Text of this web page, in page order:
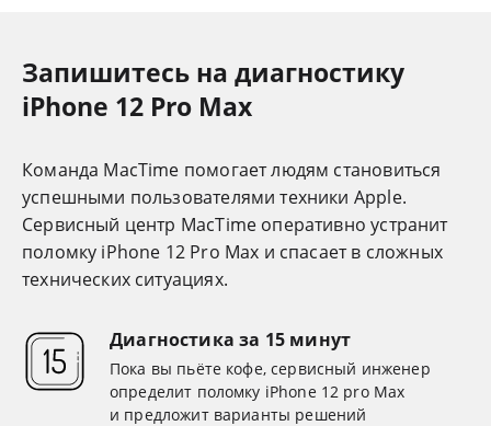
Запишитесь на диагностику
iPhone 12 Pro Max
Команда MacTime помогает людям становиться
успешными пользователями техники Apple.
Cервисный центр MacTime оперативно устранит
поломку iPhone 12 Pro Max и спасает в сложных
технических ситуациях.
Диагностика за 15 минут
Пока вы пьёте кофе, сервисный инженер
определит поломку iPhone 12 pro Max
и предложит варианты решений